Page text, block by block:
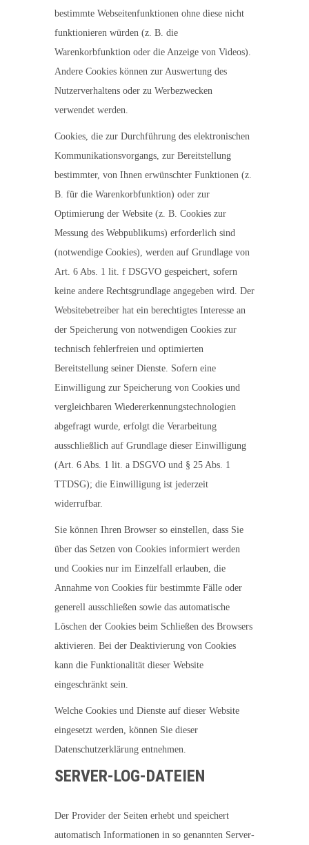
bestimmte Webseitenfunktionen ohne diese nicht
funktionieren würden (z. B. die
Warenkorbfunktion oder die Anzeige von Videos).
Andere Cookies können zur Auswertung des
Nutzerverhaltens oder zu Werbezwecken
verwendet werden.
Cookies, die zur Durchführung des elektronischen
Kommunikationsvorgangs, zur Bereitstellung
bestimmter, von Ihnen erwünschter Funktionen (z.
B. für die Warenkorbfunktion) oder zur
Optimierung der Website (z. B. Cookies zur
Messung des Webpublikums) erforderlich sind
(notwendige Cookies), werden auf Grundlage von
Art. 6 Abs. 1 lit. f DSGVO gespeichert, sofern
keine andere Rechtsgrundlage angegeben wird. Der
Websitebetreiber hat ein berechtigtes Interesse an
der Speicherung von notwendigen Cookies zur
technisch fehlerfreien und optimierten
Bereitstellung seiner Dienste. Sofern eine
Einwilligung zur Speicherung von Cookies und
vergleichbaren Wiedererkennungstechnologien
abgefragt wurde, erfolgt die Verarbeitung
ausschließlich auf Grundlage dieser Einwilligung
(Art. 6 Abs. 1 lit. a DSGVO und § 25 Abs. 1
TTDSG); die Einwilligung ist jederzeit
widerrufbar.
Sie können Ihren Browser so einstellen, dass Sie
über das Setzen von Cookies informiert werden
und Cookies nur im Einzelfall erlauben, die
Annahme von Cookies für bestimmte Fälle oder
generell ausschließen sowie das automatische
Löschen der Cookies beim Schließen des Browsers
aktivieren. Bei der Deaktivierung von Cookies
kann die Funktionalität dieser Website
eingeschränkt sein.
Welche Cookies und Dienste auf dieser Website
eingesetzt werden, können Sie dieser
Datenschutzerklärung entnehmen.
SERVER-LOG-DATEIEN
Der Provider der Seiten erhebt und speichert
automatisch Informationen in so genannten Server-